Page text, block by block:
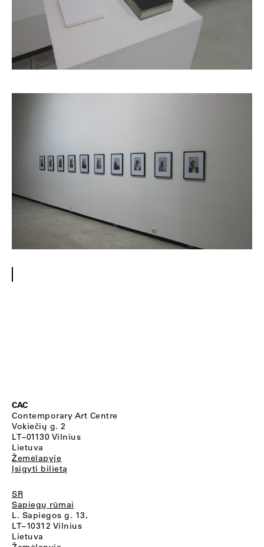
CAC
Contemporary Art Centre
Vokiečių g. 2
LT–01130 Vilnius
Lietuva
Žemėlapyje
Įsigyti bilietą
SR
Sapiegų rūmai
L. Sapiegos g. 13,
LT–10312 Vilnius
Lietuva